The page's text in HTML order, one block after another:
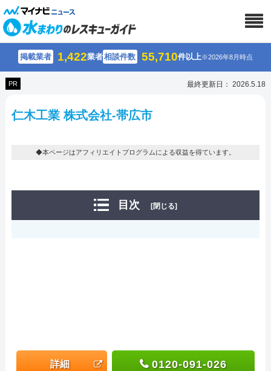
掲載業者 1,422業者相談件数 55,710件以上※2026年8月時点
PR 最終更新日： 2026.5.18
仁木工業 株式会社-帯広市
◆本ページはアフィリエイトプログラムによる収益を得ています。
目次 [閉じる]
詳細 0120-091-026